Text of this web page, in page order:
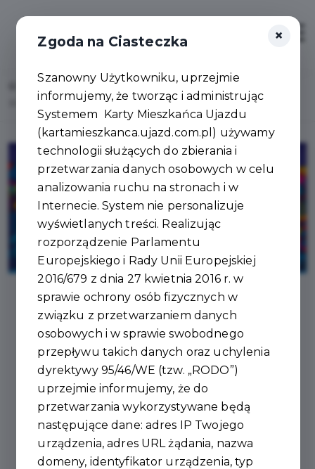
Lista aktualności
33. Finał Wielkiej Orkiestry Świątecznej Pomocy
2025-01-25
33. FINAŁ WIELKIEJ
ORKIESTRY
ŚWIĄTECZNEJ POMOCY
×
Zgoda na Ciasteczka
Szanowny Użytkowniku, uprzejmie
informujemy, że tworząc i administrując
Systemem Karty Mieszkańca Ujazdu
(kartamieszkanca.ujazd.com.pl) używamy
technologii służących do zbierania i
przetwarzania danych osobowych w celu
analizowania ruchu na stronach i w
Internecie. System nie personalizuje
wyświetlanych treści. Realizując
rozporządzenie Parlamentu
Europejskiego i Rady Unii Europejskiej
2016/679 z dnia 27 kwietnia 2016 r. w
sprawie ochrony osób fizycznych w
związku z przetwarzaniem danych
osobowych i w sprawie swobodnego
przepływu takich danych oraz uchylenia
dyrektywy 95/46/WE (tzw. „RODO”)
uprzejmie informujemy, że do
przetwarzania wykorzystywane będą
następujące dane: adres IP Twojego
urządzenia, adres URL żądania, nazwa
domeny, identyfikator urządzenia, typ